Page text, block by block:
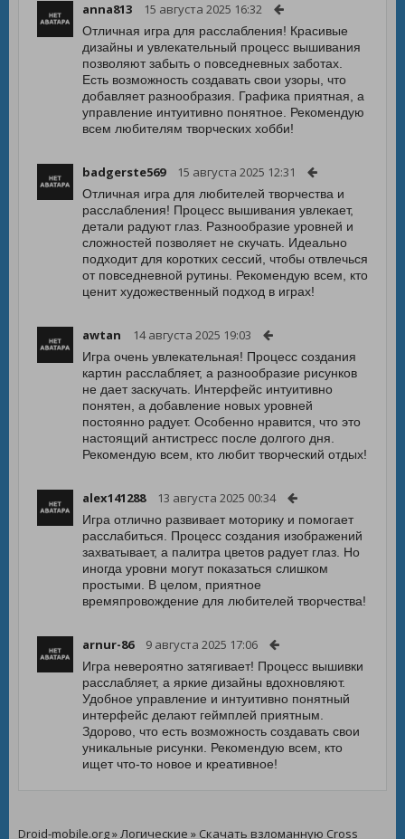
anna813 15 августа 2025 16:32
Отличная игра для расслабления! Красивые
дизайны и увлекательный процесс вышивания
позволяют забыть о повседневных заботах.
Есть возможность создавать свои узоры, что
добавляет разнообразия. Графика приятная, а
управление интуитивно понятное. Рекомендую
всем любителям творческих хобби!
badgerste569 15 августа 2025 12:31
Отличная игра для любителей творчества и
расслабления! Процесс вышивания увлекает,
детали радуют глаз. Разнообразие уровней и
сложностей позволяет не скучать. Идеально
подходит для коротких сессий, чтобы отвлечься
от повседневной рутины. Рекомендую всем, кто
ценит художественный подход в играх!
awtan 14 августа 2025 19:03
Игра очень увлекательная! Процесс создания
картин расслабляет, а разнообразие рисунков
не дает заскучать. Интерфейс интуитивно
понятен, а добавление новых уровней
постоянно радует. Особенно нравится, что это
настоящий антистресс после долгого дня.
Рекомендую всем, кто любит творческий отдых!
alex141288 13 августа 2025 00:34
Игра отлично развивает моторику и помогает
расслабиться. Процесс создания изображений
захватывает, а палитра цветов радует глаз. Но
иногда уровни могут показаться слишком
простыми. В целом, приятное
времяпровождение для любителей творчества!
arnur-86 9 августа 2025 17:06
Игра невероятно затягивает! Процесс вышивки
расслабляет, а яркие дизайны вдохновляют.
Удобное управление и интуитивно понятный
интерфейс делают геймплей приятным.
Здорово, что есть возможность создавать свои
уникальные рисунки. Рекомендую всем, кто
ищет что-то новое и креативное!
Droid-mobile.org»Логические » Скачать взломанную Cross